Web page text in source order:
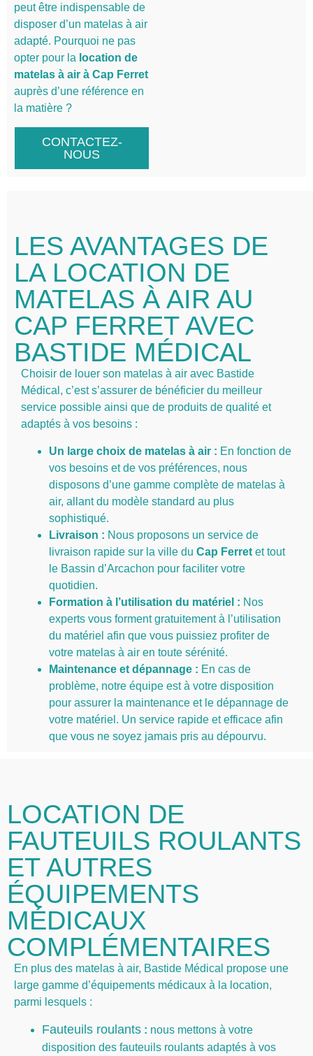
peut être indispensable de
disposer d’un matelas à air
adapté. Pourquoi ne pas
opter pour la location de
matelas à air à Cap Ferret
auprès d’une référence en
la matière ?
CONTACTEZ-
NOUS
LES AVANTAGES DE
LA LOCATION DE
MATELAS À AIR AU
CAP FERRET AVEC
BASTIDE MÉDICAL
Choisir de louer son matelas à air avec Bastide
Médical, c’est s’assurer de bénéficier du meilleur
service possible ainsi que de produits de qualité et
adaptés à vos besoins :
Un large choix de matelas à air : En fonction de
vos besoins et de vos préférences, nous
disposons d’une gamme complète de matelas à
air, allant du modèle standard au plus
sophistiqué.
Livraison : Nous proposons un service de
livraison rapide sur la ville du Cap Ferret et tout
le Bassin d’Arcachon pour faciliter votre
quotidien.
Formation à l’utilisation du matériel : Nos
experts vous forment gratuitement à l’utilisation
du matériel afin que vous puissiez profiter de
votre matelas à air en toute sérénité.
Maintenance et dépannage : En cas de
problème, notre équipe est à votre disposition
pour assurer la maintenance et le dépannage de
votre matériel. Un service rapide et efficace afin
que vous ne soyez jamais pris au dépourvu.
LOCATION DE
FAUTEUILS ROULANTS
ET AUTRES
ÉQUIPEMENTS
MÉDICAUX
COMPLÉMENTAIRES
En plus des matelas à air, Bastide Médical propose une
large gamme d’équipements médicaux à la location,
parmi lesquels :
Fauteuils roulants : nous mettons à votre
disposition des fauteuils roulants adaptés à vos